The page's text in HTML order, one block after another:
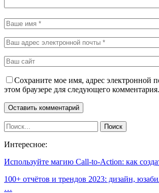
Сохраните мое имя, адрес электронной
этом браузере для следующего комментария.
Интересное:
Используйте магию Call-to-Action: как
100+ отчётов и трендов 2023: дизайн,
…